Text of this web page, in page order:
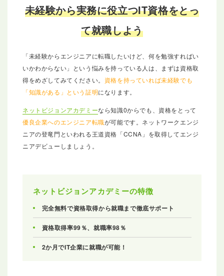
未経験から実務に役立つIT資格をとっ
て就職しよう
「未経験からエンジニアに転職したいけど、何を勉強すればい
いかわからない」という悩みを持っている人は、まずは資格取
得をめざしてみてください。 資格を持っていれば未経験でも
「知識がある」という証明になります。
ネットビジョンアカデミーなら知識0からでも、資格をとって
優良企業へのエンジニア転職が可能です。ネットワークエンジ
ニアの登竜門といわれる王道資格「CCNA」を取得してエンジ
ニアデビューしましょう。
ネットビジョンアカデミーの特徴
完全無料で資格取得から就職まで徹底サポート
資格取得率99％、就職率98％
2か月でIT企業に就職が可能！